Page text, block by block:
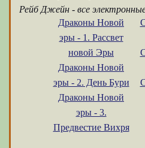
Рейб Джейн - все
Драконы Новой
эры - 1. Рассвет
новой Эры
Драконы Новой
эры - 2. День Бури
Драконы Новой
эры - 3.
Предвестие Вихря